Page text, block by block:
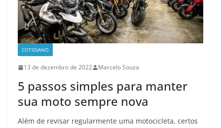
COTIDIANO
13 de dezembro de 2022 Marcelo Souza
5 passos simples para manter
sua moto sempre nova
Além de revisar regularmente uma motocicleta, certos